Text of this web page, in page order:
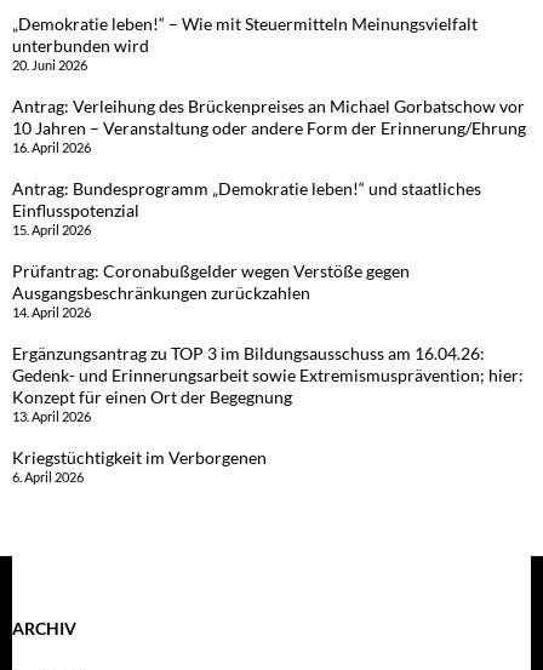
„Demokratie leben!“ – Wie mit Steuermitteln Meinungsvielfalt
unterbunden wird
20. Juni 2026
Antrag: Verleihung des Brückenpreises an Michael Gorbatschow vor
10 Jahren – Veranstaltung oder andere Form der Erinnerung/Ehrung
16. April 2026
Antrag: Bundesprogramm „Demokratie leben!“ und staatliches
Einflusspotenzial
15. April 2026
Prüfantrag: Coronabußgelder wegen Verstöße gegen
Ausgangsbeschränkungen zurückzahlen
14. April 2026
Ergänzungsantrag zu TOP 3 im Bildungsausschuss am 16.04.26:
Gedenk- und Erinnerungsarbeit sowie Extremismusprävention; hier:
Konzept für einen Ort der Begegnung
13. April 2026
Kriegstüchtigkeit im Verborgenen
6. April 2026
ARCHIV